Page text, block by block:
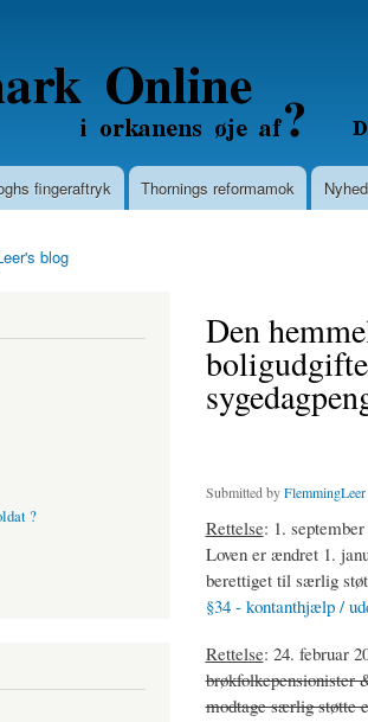
- blognyheder om politik
fingeraftryk Thornings reformamok
blog
Den
Submitted byFlemmingLeer
Rettelse: 1. september
Loven er ændret 1.
berettiget til særlig
§34 - kontanthjælp /
Rettelse: 24. februar
brøkfolkepensionister
modtage særlig støtte
?